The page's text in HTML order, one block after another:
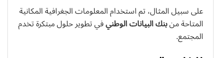
على سبيل المثال، تم استخدام المعلومات الجغرافية المكانية
المتاحة منبنك البيانات الوطنيفي تطوير حلول مبتكرة تخدم
المجتمع.